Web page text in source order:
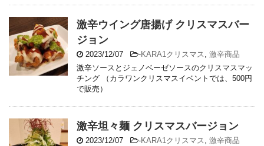
激辛ウイング唐揚げ クリスマスバー
ジョン
2023/12/07 -KARA1クリスマス , 激辛商品
激辛ソースとジェノベーゼソースのクリスマスマッ
チング （カラワンクリスマスイベントでは、500円
で販売）
激辛坦々麺 クリスマスバージョン
2023/12/07 -KARA1クリスマス , 激辛商品